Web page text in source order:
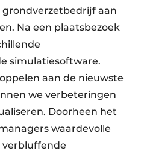
grondverzetbedrijf aan
Na een plaatsbezoek
simulatiesoftware.
aan de nieuwste
we verbeteringen
Doorheen het
waardevolle
verbluffende